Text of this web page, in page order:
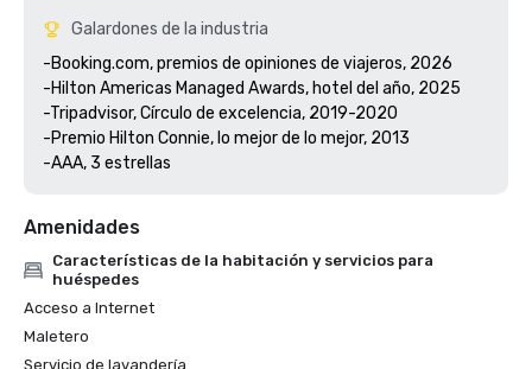
Galardones de la industria
-Booking.com, premios de opiniones de viajeros, 2026
-Hilton Americas Managed Awards, hotel del año, 2025
-Tripadvisor, Círculo de excelencia, 2019-2020
-Premio Hilton Connie, lo mejor de lo mejor, 2013
Amenidades
Características de la habitación y servicios para
huéspedes
Acceso a Internet
Maletero
Servicio de lavandería